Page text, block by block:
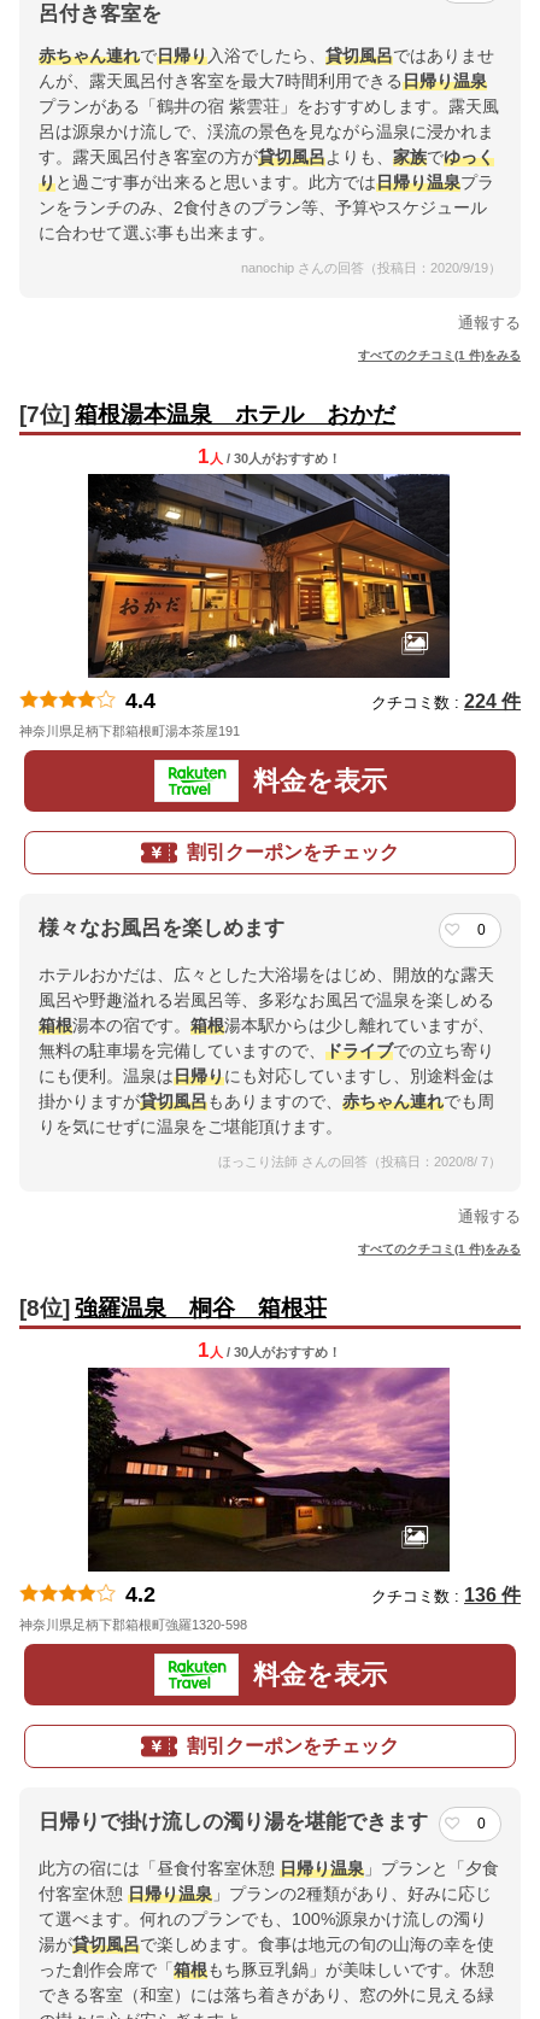
呂付き客室を
赤ちゃん連れで日帰り入浴でしたら、 貸切風呂ではありませ
んが、露天風呂付き客室を最大7時間利用できる日帰り温泉
プランがある「鶴井の宿 紫雲荘」をおすすめします。露天風
呂は源泉かけ流しで、渓流の景色を見ながら温泉に浸かれま
す。露天風呂付き客室の方が貸切風呂よりも、 家族でゆっく
りと過ごす事が出来ると思います。此方では日帰り温泉プラ
ンをランチのみ、2食付きのプラン等、予算やスケジュール
に合わせて選ぶ事も出来ます。
nanochip さんの回答（投稿日：2020/9/19）
通報する
すべてのクチコミ(1 件)をみる
[7位] 箱根湯本温泉 ホテル おかだ
1 人 / 30人がおすすめ！
4.4 クチコミ数 : 224 件
神奈川県足柄下郡箱根町湯本茶屋191
料金を表示
割引クーポンをチェック
様々なお風呂を楽しめます 0
ホテルおかだは、広々とした大浴場をはじめ、開放的な露天
風呂や野趣溢れる岩風呂等、多彩なお風呂で温泉を楽しめる
箱根湯本の宿です。 箱根湯本駅からは少し離れていますが、
無料の駐車場を完備していますので、 ドライブでの立ち寄り
にも便利。温泉は日帰りにも対応していますし、別途料金は
掛かりますが貸切風呂もありますので、 赤ちゃん連れでも周
りを気にせずに温泉をご堪能頂けます。
ほっこり法師 さんの回答（投稿日：2020/8/ 7）
通報する
すべてのクチコミ(1 件)をみる
[8位] 強羅温泉 桐谷 箱根荘
1 人 / 30人がおすすめ！
4.2 クチコミ数 : 136 件
神奈川県足柄下郡箱根町強羅1320-598
料金を表示
割引クーポンをチェック
日帰りで掛け流しの濁り湯を堪能できます 0
此方の宿には「昼食付客室休憩 日帰り温泉 」プランと「夕食
付客室休憩 日帰り温泉 」プランの2種類があり、好みに応じ
て選べます。何れのプランでも、100%源泉かけ流しの濁り
湯が貸切風呂で楽しめます。食事は地元の旬の山海の幸を使
った創作会席で「 箱根もち豚豆乳鍋」が美味しいです。休憩
できる客室（和室）には落ち着きがあり、窓の外に見える緑